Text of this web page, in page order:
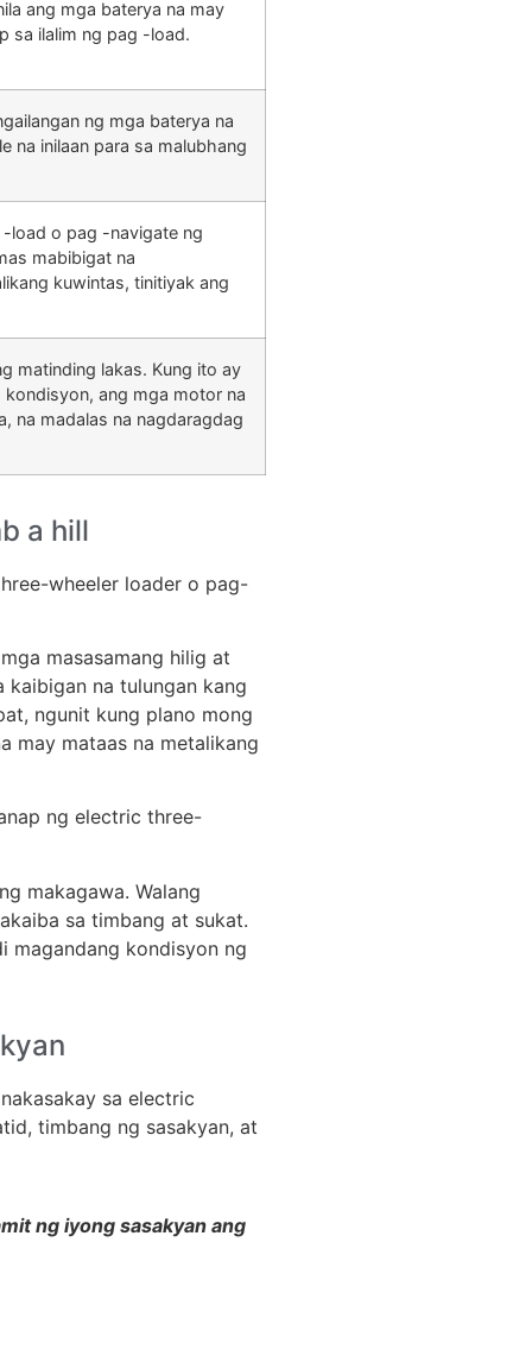
ang mga baterya na may
sa ilalim ng pag -load.
ng mga baterya na
na inilaan para sa malubhang
-load o pag -navigate ng
mabibigat na
kuwintas, tinitiyak ang
matinding lakas. Kung ito ay
ang mga motor na
na madalas na nagdaragdag
a hill
wheeler loader o pag-
masasamang hilig at
na tulungan kang
ngunit kung plano mong
may mataas na metalikang
ng electric three-
makagawa. Walang
sa timbang at sukat.
magandang kondisyon ng
sa electric
timbang ng sasakyan, at
ng iyong sasakyan ang